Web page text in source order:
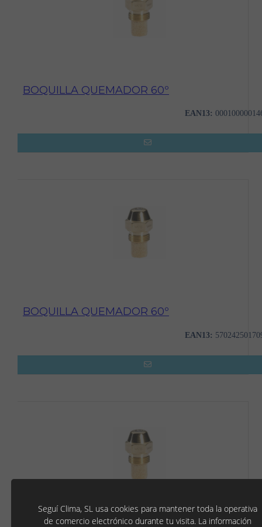
BOQUILLA QUEMADOR 60º
EAN13:
BOQUILLA QUEMADOR 60º
EAN13:
Seguí Clima, SL usa cookies para mantener toda la operativa
de comercio electrónico durante tu visita. La información